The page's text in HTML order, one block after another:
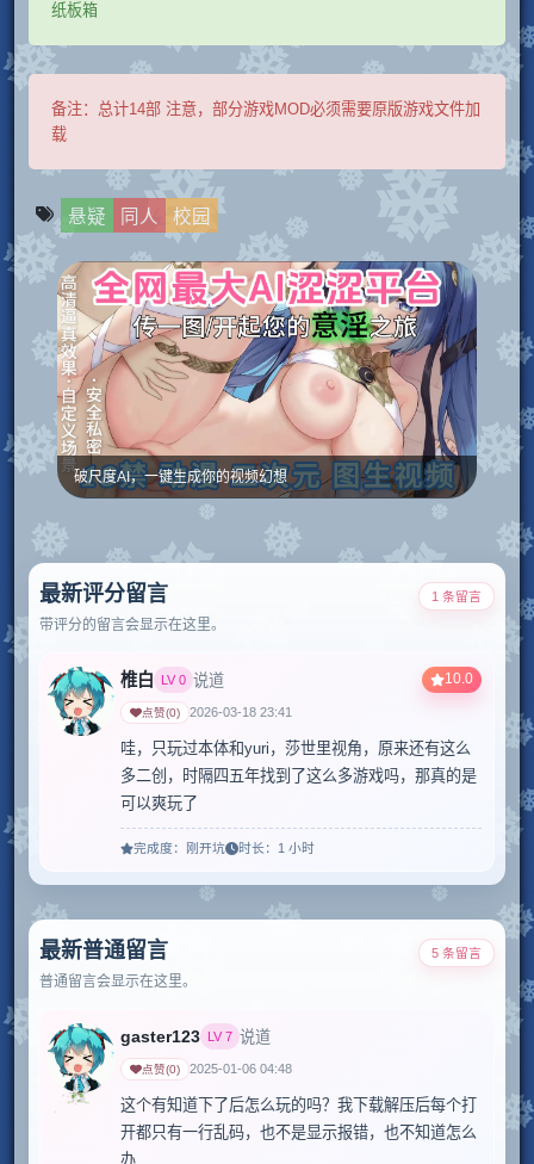
纸板箱
备注： 总计14部 注意，部分游戏MOD必须需要原版游戏文件加
载
悬疑 同人 校园
破尺度AI，一键生成你的视频幻想
最新评分留言
带评分的留言会显示在这里。
1 条留言
10.0
椎白 LV0 说道
点赞(0) 2026-03-18 23:41
哇，只玩过本体和yuri，莎世里视角，原来还有这么
多二创，时隔四五年找到了这么多游戏吗，那真的是
可以爽玩了
完成度： 刚开坑 时长： 1 小时
最新普通留言
普通留言会显示在这里。
5 条留言
gaster123 LV7 说道
点赞(0) 2025-01-06 04:48
这个有知道下了后怎么玩的吗？我下载解压后每个打
开都只有一行乱码，也不是显示报错，也不知道怎么
办